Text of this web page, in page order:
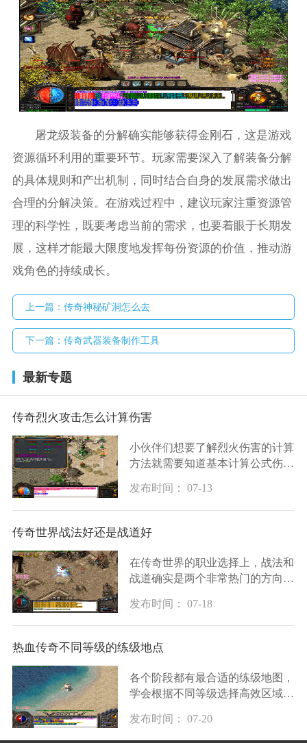
屠龙级装备的分解确实能够获得金刚石，这是游戏
资源循环利用的重要环节。玩家需要深入了解装备分解
的具体规则和产出机制，同时结合自身的发展需求做出
合理的分解决策。在游戏过程中，建议玩家注重资源管
理的科学性，既要考虑当前的需求，也要着眼于长期发
展，这样才能最大限度地发挥每份资源的价值，推动游
戏角色的持续成长。
上一篇： 传奇神秘矿洞怎么去
下一篇： 传奇武器装备制作工具
最新专题
传奇烈火攻击怎么计算伤害
小伙伴们想要了解烈火伤害的计算
方法就需要知道基本计算公式伤害
击伤害倍率然后减去目标的防御力
这个公式是理解烈火伤害的基础攻
击力指的是你
发布时间： 07-13
传奇世界战法好还是战道好
在传奇世界的职业选择上，战法和
战道确实是两个非常热门的方向。
卓越的团队保护能力而闻名，在团
队中能吸引怪物的仇恨，保护队友
免受伤害，还
发布时间： 07-18
热血传奇不同等级的练级地点
各个阶段都有最合适的练级地图，
学会根据不同等级选择高效区域是
一级开始就在新手村附近活动，这
里有鸡和鹿这类基本不会反击的怪
发布时间： 07-20